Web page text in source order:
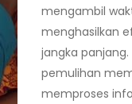
mengambil
menghasilkan
jangka
pemulihan
memproses